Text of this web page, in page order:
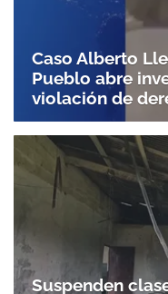
Caso Alberto
Pueblo abre
violación de
Suspenden